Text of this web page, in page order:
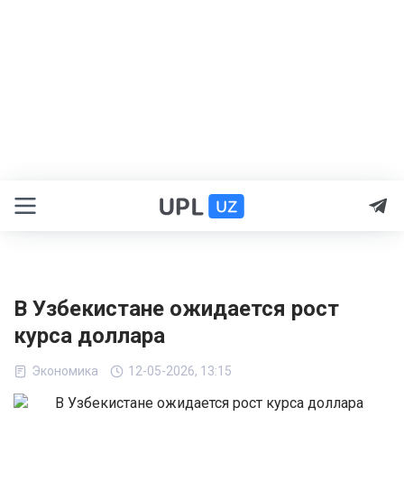
В Узбекистане ожидается рост
курса доллара
Экономика 12-05-2026, 13:15